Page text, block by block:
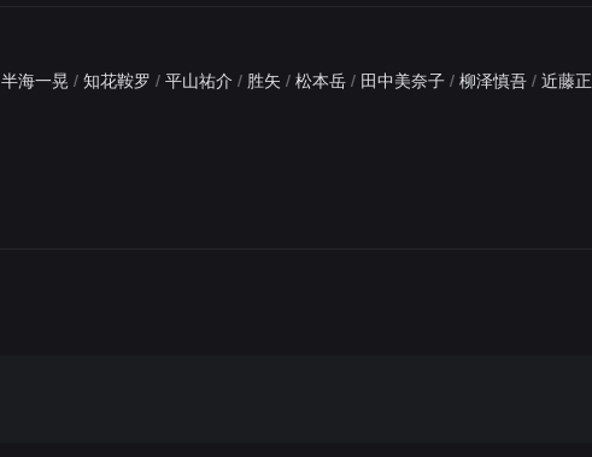
半海一晃 / 知花鞍罗 / 平山祐介 / 胜矢 / 松本岳 / 田中美奈子 / 柳泽慎吾 / 近藤正